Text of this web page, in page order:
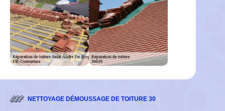
NETTOYAGE DÉMOUSSAGE DE TOITURE 30